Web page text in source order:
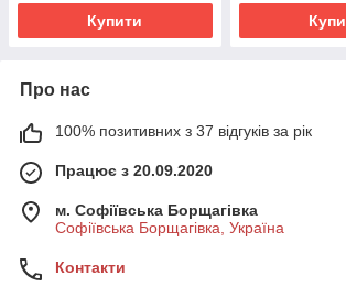
Купити
Про нас
100% позитивних з 37 відгуків за рік
Працює з 20.09.2020
м. Софіївська Борщагівка
Софіївська Борщагівка, Україна
Контакти